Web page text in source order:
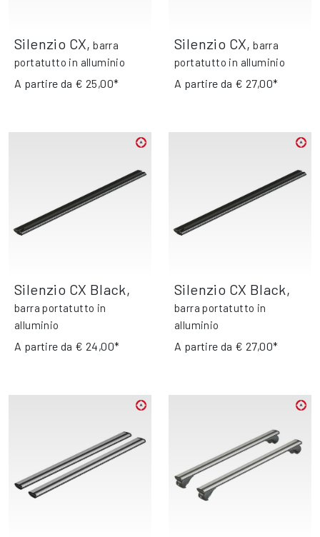
Silenzio CX, barra
portatutto in alluminio
A partire da € 25,00*
Silenzio CX, barra
portatutto in alluminio
A partire da € 27,00*
Silenzio CX Black,
barra portatutto in
alluminio
A partire da € 24,00*
Silenzio CX Black,
barra portatutto in
alluminio
A partire da € 27,00*